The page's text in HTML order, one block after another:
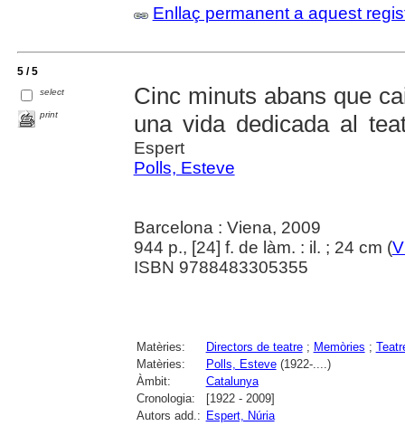
Enllaç permanent a aquest
5 / 5
select
print
Cinc minuts abans que
una vida dedicada al
Espert
Polls, Esteve
Barcelona : Viena, 2009
944 p., [24] f. de làm. : il. ; 24 cm (
ISBN 9788483305355
Matèries: Directors de teatre; Memòries ;
Matèries:
Polls, Esteve(1922-....)
Àmbit:
Catalunya
Cronologia:
[1922 - 2009]
Autors add.: Espert, Núria